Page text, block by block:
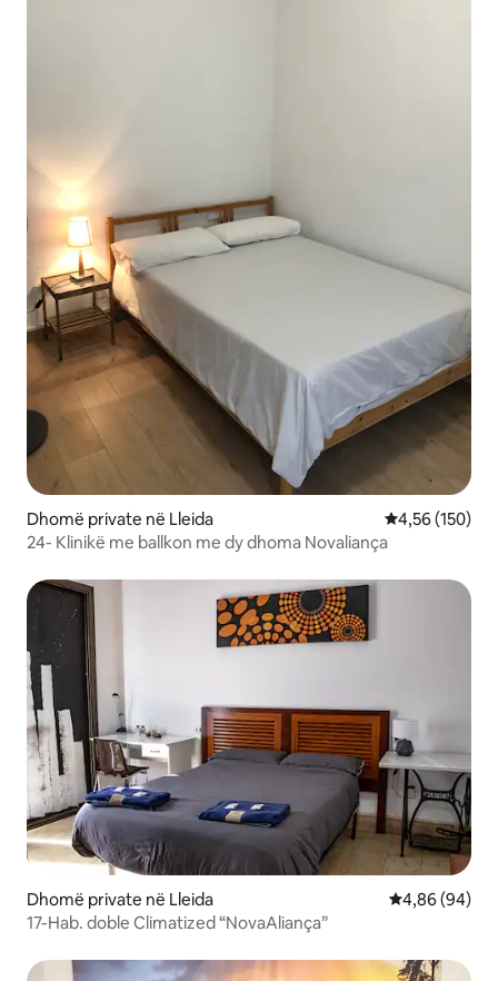
Dhomë private në Lleida Vlerësimi
4,56 (150)
24- Klinikë me ballkon me dy dhoma Novaliança
Dhomë private në Lleida Vlerësimi
4,86 (94)
17-Hab. doble Climatized “NovaAliança”